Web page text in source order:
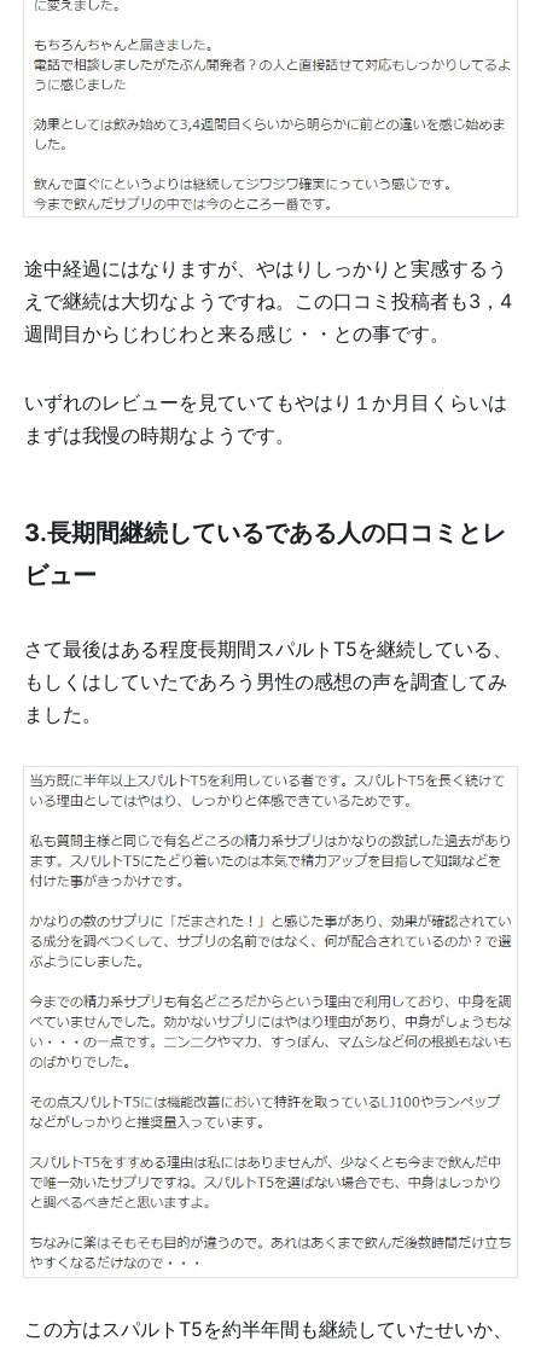
途中経過にはなりますが、やはりしっかりと実感するう
えで継続は大切なようですね。この口コミ投稿者も3，4
週間目からじわじわと来る感じ・・との事です。
いずれのレビューを見ていてもやはり１か月目くらいは
まずは我慢の時期なようです。
3.長期間継続しているである人の口コミとレ
ビュー
さて最後はある程度長期間スパルトT5を継続している、
もしくはしていたであろう男性の感想の声を調査してみ
ました。
この方はスパルトT5を約半年間も継続していたせいか、